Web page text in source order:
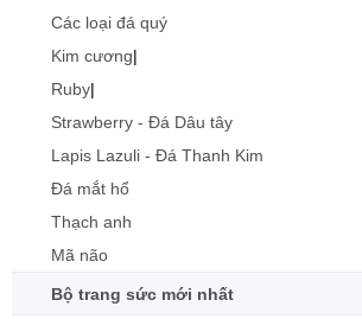
Các loại đá quý
Kim cương|
Ruby|
Strawberry - Đá Dâu tây
Lapis Lazuli - Đá Thanh Kim
Đá mắt hổ
Thạch anh
Mã não
Bộ trang sức mới nhất